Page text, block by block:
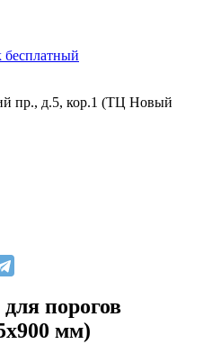
бесплатный
пр., д.5, кор.1 (ТЦ Новый
порогов
мм)